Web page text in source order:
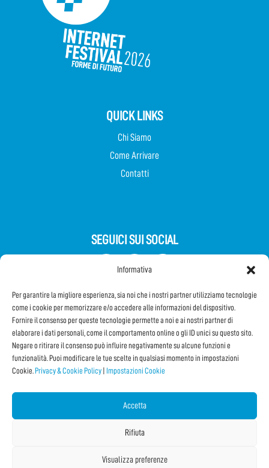
Informativa
Per garantire la migliore esperienza, sia noi che i nostri partner utilizziamo tecnologie
come i cookie per memorizzare e/o accedere alle informazioni del dispositivo.
Fornire il consenso per queste tecnologie permette a noi e ai nostri partner di
elaborare i dati personali, come il comportamento online o gli ID unici su questo sito.
Negare o ritirare il consenso può influire negativamente su alcune funzioni e
funzionalità. Puoi modificare le tue scelte in qualsiasi momento in impostazioni
Cookie. Privacy & Cookie Policy Impostazioni Cookie
Accetta
Rifiuta
Visualizza preferenze
QUICK LINKS
Chi Siamo
Come Arrivare
Contatti
SEGUICI SUI SOCIAL
Iscriviti alla Newsletter
CONDIVIDI QUESTA PAGINA!
Copyright © 2026 Internet Festival 2026 |CreditsLa Jetée